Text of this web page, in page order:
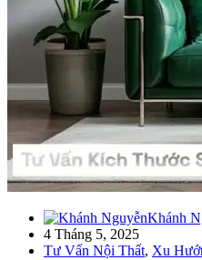
Khánh
4 Tháng 5, 2025
Tư Vấn Nội Thất, Xu